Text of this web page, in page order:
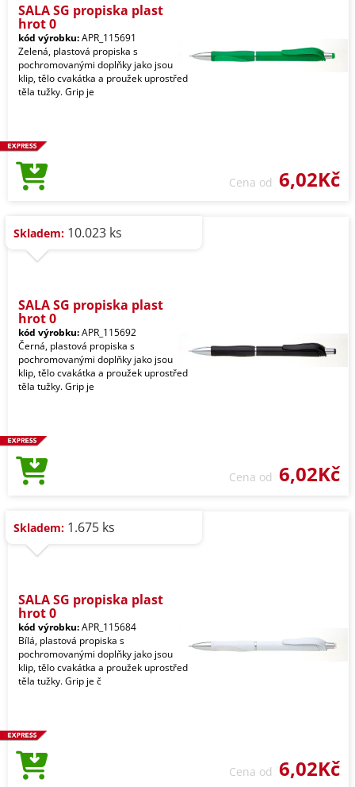
SALA SG propiska plast
hrot 0
kód výrobku:APR_115691
Zelená, plastová propiska s
pochromovanými doplňky jako jsou
klip, tělo cvakátka a proužek uprostřed
těla tužky. Grip je
Cena od 6,02Kč
Skladem: 10.023 ks
SALA SG propiska plast
hrot 0
kód výrobku:APR_115692
Černá, plastová propiska s
pochromovanými doplňky jako jsou
klip, tělo cvakátka a proužek uprostřed
těla tužky. Grip je
Cena od 6,02Kč
Skladem: 1.675 ks
SALA SG propiska plast
hrot 0
kód výrobku:APR_115684
Bílá, plastová propiska s
pochromovanými doplňky jako jsou
klip, tělo cvakátka a proužek uprostřed
těla tužky. Grip je č
Cena od 6,02Kč